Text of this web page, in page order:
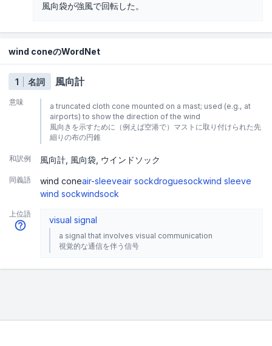
風向袋が強風で回転した。
wind coneのWordNet
1 名詞 風向計
意味
a truncated cloth cone mounted on a mast; used (e.g., at
airports) to show the direction of the wind
風向きを示すために（例えば空港で）マストに取り付けられた先
細りの布の円錐
和訳例 風向計 風向袋 ウインドソック
同義語 wind coneair-sleeveair sockdroguesockwind sleeve
wind sockwindsock
上位語
visual signal
a signal that involves visual communication
視覚的な通信を伴う信号